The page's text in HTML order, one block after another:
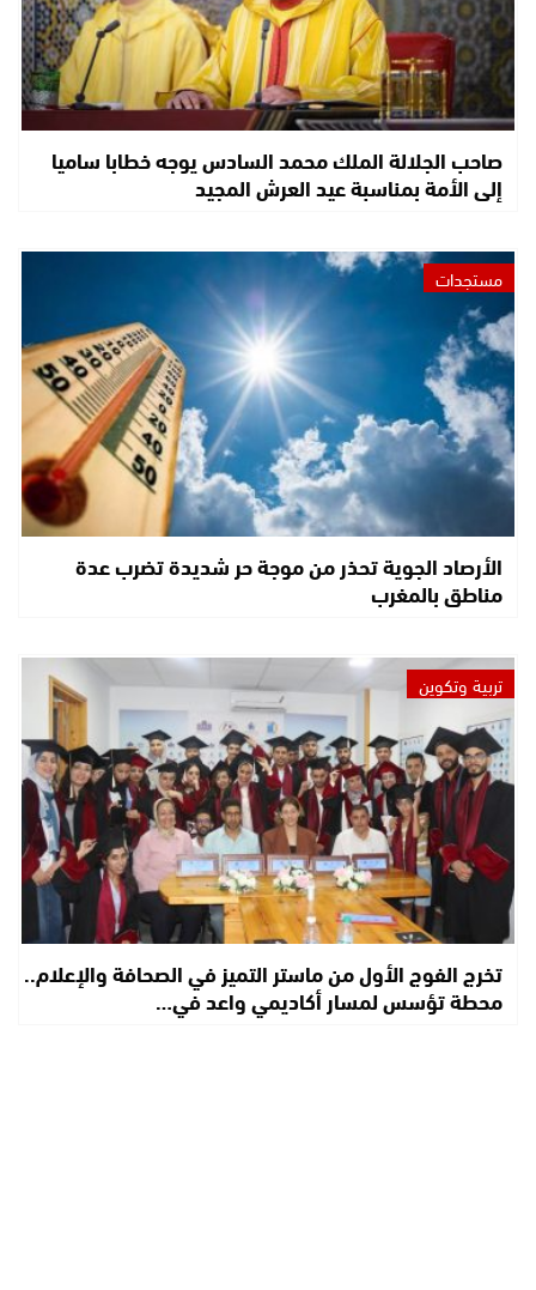
صاحب الجلالة الملك محمد السادس يوجه خطابا ساميا
إلى الأمة بمناسبة عيد العرش المجيد
مستجدات
الأرصاد الجوية تحذر من موجة حر شديدة تضرب عدة
مناطق بالمغرب
تربية وتكوين
تخرج الفوج الأول من ماستر التميز في الصحافة والإعلام..
محطة تؤسس لمسار أكاديمي واعد في…